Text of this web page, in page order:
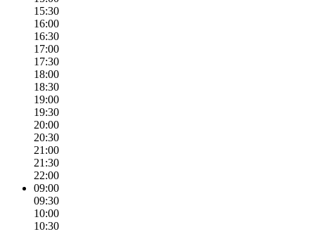
15:30
16:00
16:30
17:00
17:30
18:00
18:30
19:00
19:30
20:00
20:30
21:00
21:30
22:00
09:00
09:30
10:00
10:30